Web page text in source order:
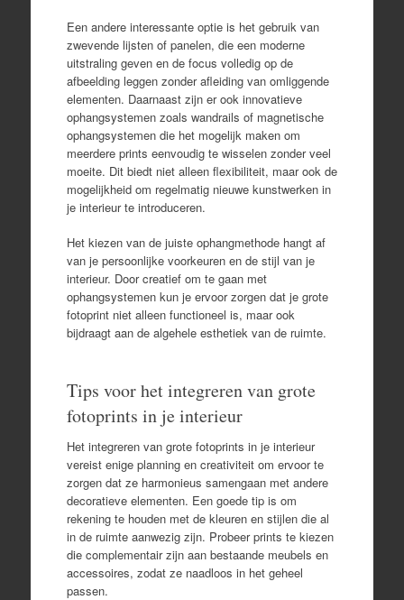
Een andere interessante optie is het gebruik van
zwevende lijsten of panelen, die een moderne
uitstraling geven en de focus volledig op de
afbeelding leggen zonder afleiding van omliggende
elementen. Daarnaast zijn er ook innovatieve
ophangsystemen zoals wandrails of magnetische
ophangsystemen die het mogelijk maken om
meerdere prints eenvoudig te wisselen zonder veel
moeite. Dit biedt niet alleen flexibiliteit, maar ook de
mogelijkheid om regelmatig nieuwe kunstwerken in
je interieur te introduceren.
Het kiezen van de juiste ophangmethode hangt af
van je persoonlijke voorkeuren en de stijl van je
interieur. Door creatief om te gaan met
ophangsystemen kun je ervoor zorgen dat je grote
fotoprint niet alleen functioneel is, maar ook
bijdraagt aan de algehele esthetiek van de ruimte.
Tips voor het integreren van grote
fotoprints in je interieur
Het integreren van grote fotoprints in je interieur
vereist enige planning en creativiteit om ervoor te
zorgen dat ze harmonieus samengaan met andere
decoratieve elementen. Een goede tip is om
rekening te houden met de kleuren en stijlen die al
in de ruimte aanwezig zijn. Probeer prints te kiezen
die complementair zijn aan bestaande meubels en
accessoires, zodat ze naadloos in het geheel
passen.